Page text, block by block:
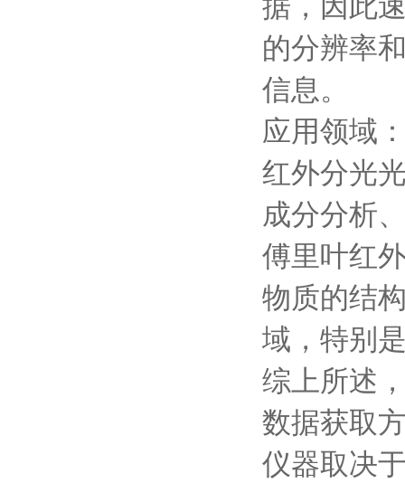
的分辨率
信息。
应用领域
红外分光
成分分析
傅里叶红
物质的结
域，特别
综上所述
数据获取
仪器取决